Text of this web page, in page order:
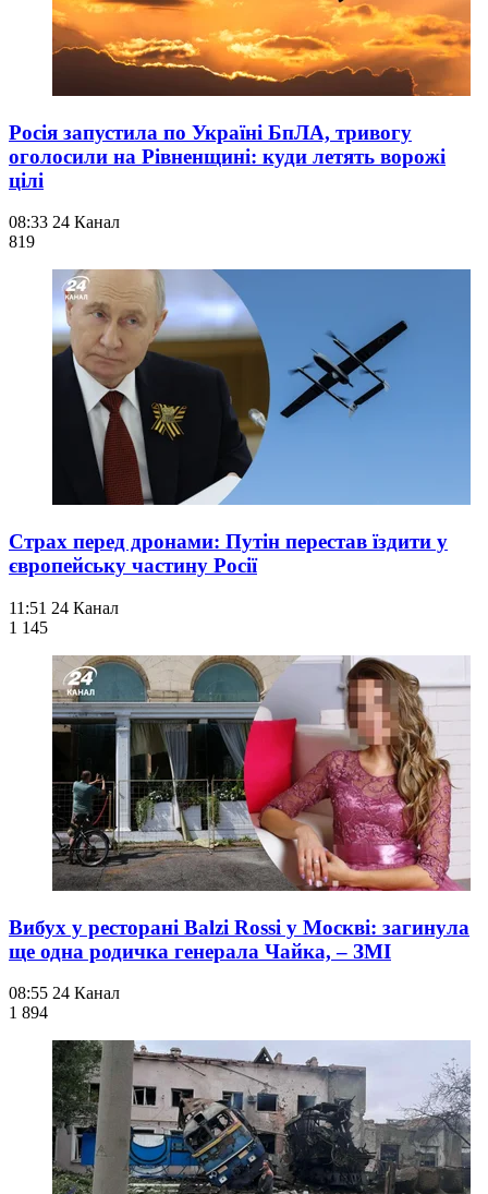
Росія запустила по Україні БпЛА, тривогу
оголосили на Рівненщині: куди летять ворожі
цілі
08:33 24 Канал
819
Страх перед дронами: Путін перестав їздити у
європейську частину Росії
11:51 24 Канал
1 145
Вибух у ресторані Balzi Rossi у Москві: загинула
ще одна родичка генерала Чайка, – ЗМІ
08:55 24 Канал
1 894